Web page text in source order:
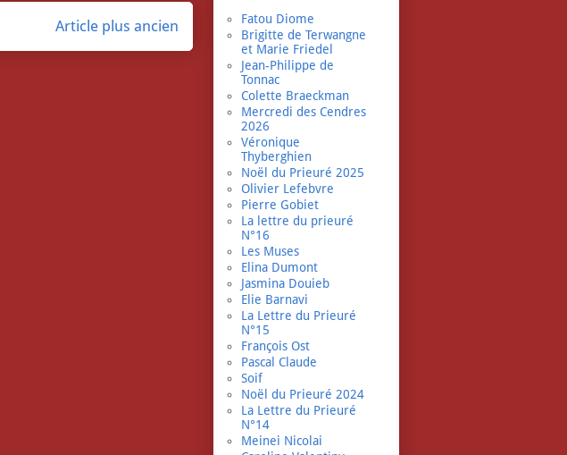
Article plus ancien
Fatou Diome
Brigitte de Terwangne
et Marie Friedel
Jean-Philippe de
Tonnac
Colette Braeckman
Mercredi des Cendres
2026
Véronique
Thyberghien
Noël du Prieuré 2025
Olivier Lefebvre
Pierre Gobiet
La lettre du prieuré
N°16
Les Muses
Elina Dumont
Jasmina Douieb
Elie Barnavi
La Lettre du Prieuré
N°15
François Ost
Pascal Claude
Soif
Noël du Prieuré 2024
La Lettre du Prieuré
N°14
Meinei Nicolai